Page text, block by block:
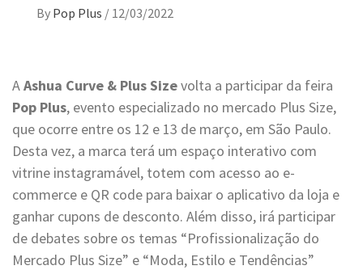
By Pop Plus / 12/03/2022
AAshua Curve & Plus Sizevolta a participar da feira
Pop Plus, evento especializado no mercado Plus Size,
que ocorre entre os 12 e 13 de março, em São Paulo.
Desta vez, a marca terá um espaço interativo com
vitrine instagramável, totem com acesso ao e-
commerce e QR code para baixar o aplicativo da loja e
ganhar cupons de desconto. Além disso, irá participar
de debates sobre os temas “Profissionalização do
Mercado Plus Size” e “Moda, Estilo e Tendências”